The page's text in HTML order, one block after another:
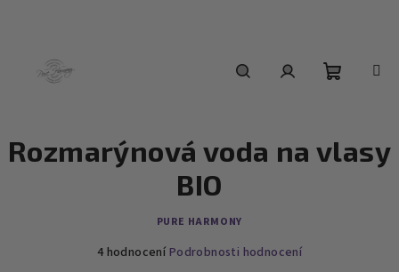
košík
Rozmarýnová voda na vlasy
BIO
PURE HARMONY
4 hodnoceníPodrobnosti hodnocení